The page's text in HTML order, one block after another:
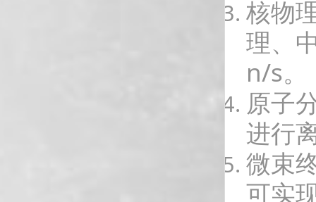
核物
理、
n/s。
原子
进行
微束
可实